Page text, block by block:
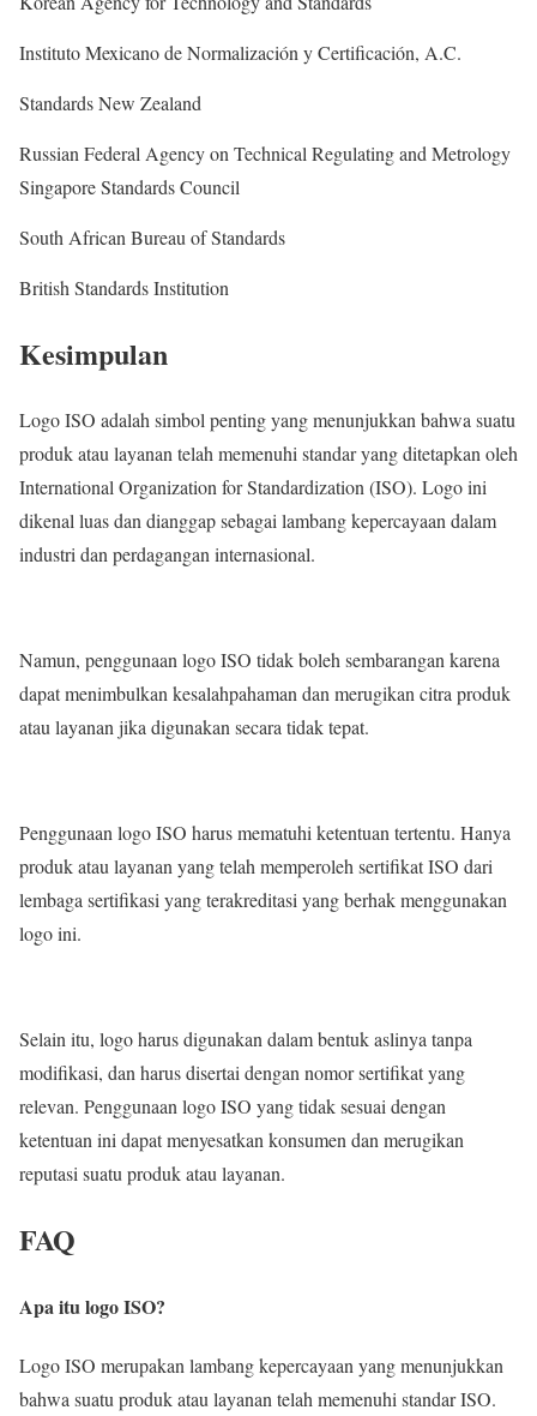
Instituto Mexicano de Normalización y Certificación, A.C.
Standards New Zealand
Russian Federal Agency on Technical Regulating and Metrology
Singapore Standards Council
South African Bureau of Standards
British Standards Institution
Kesimpulan
Logo ISO adalah simbol penting yang menunjukkan bahwa suatu
produk atau layanan telah memenuhi standar yang ditetapkan oleh
International Organization for Standardization (ISO). Logo ini
dikenal luas dan dianggap sebagai lambang kepercayaan dalam
industri dan perdagangan internasional.
Namun, penggunaan logo ISO tidak boleh sembarangan karena
dapat menimbulkan kesalahpahaman dan merugikan citra produk
atau layanan jika digunakan secara tidak tepat.
Penggunaan logo ISO harus mematuhi ketentuan tertentu. Hanya
produk atau layanan yang telah memperoleh sertifikat ISO dari
lembaga sertifikasi yang terakreditasi yang berhak menggunakan
logo ini.
Selain itu, logo harus digunakan dalam bentuk aslinya tanpa
modifikasi, dan harus disertai dengan nomor sertifikat yang
relevan. Penggunaan logo ISO yang tidak sesuai dengan
ketentuan ini dapat menyesatkan konsumen dan merugikan
reputasi suatu produk atau layanan.
FAQ
Apa itu logo ISO?
Logo ISO merupakan lambang kepercayaan yang menunjukkan
bahwa suatu produk atau layanan telah memenuhi standar ISO.